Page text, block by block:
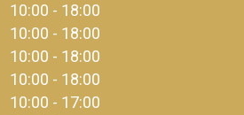
10:00 - 18:00
10:00 - 18:00
10:00 - 18:00
10:00 - 18:00
10:00 - 17:00